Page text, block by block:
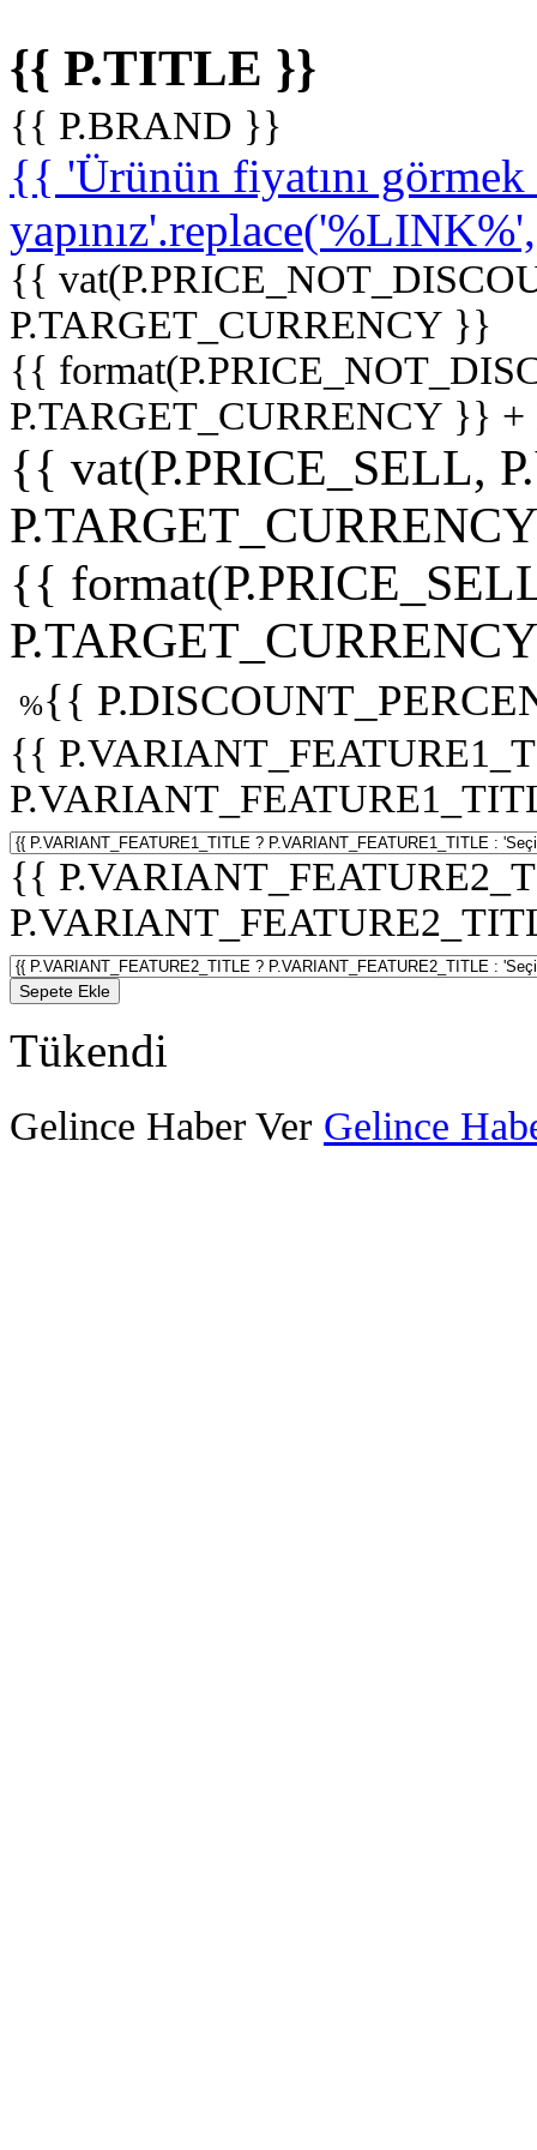
{{ P.TITLE }}
{{ P.BRAND }}
{{ 'Ürünün fiyatını
{{
P.TARGET_CURRENCY }}
{{
P.TARGET_CURRENCY }}
{{ vat(P.PRICE_SELL,
{{
%{{
{{
{{
Sepete Ekle
Tükendi
Gelince Haber Ver Gelince